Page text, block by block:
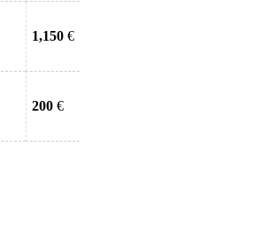
1,150 €
200 €